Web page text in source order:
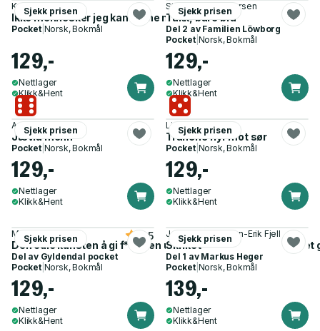
Sjekk prisen
Kyrre Andreassen
Ikke mennesker jeg kan regne med - roman
Pocket| Norsk, Bokmål
129,-
Nettlager
Klikk&Hent
Sjekk prisen
Stian Hjelvin Andersen
Takk, bare bra
Del 2 av Familien Löwborg
Pocket| Norsk, Bokmål
129,-
Nettlager
Klikk&Hent
Sjekk prisen
Andrev Walden
Jævla menn
Pocket| Norsk, Bokmål
129,-
Nettlager
Klikk&Hent
Sjekk prisen
Lisa Ridzén
Tranene flyr mot sør
Pocket| Norsk, Bokmål
129,-
Nettlager
Klikk&Hent
Sjekk prisen
Mark Manson
Den edle kunsten å gi f**n - en uventet tilnærming til å leve et
4.5
Del av Gyldendal pocket
Pocket| Norsk, Bokmål
129,-
Nettlager
Klikk&Hent
Sjekk prisen
Jørn Lier Horst, Jan-Erik Fjell
Skriket
Del 1 av Markus Heger
Pocket| Norsk, Bokmål
139,-
Nettlager
Klikk&Hent